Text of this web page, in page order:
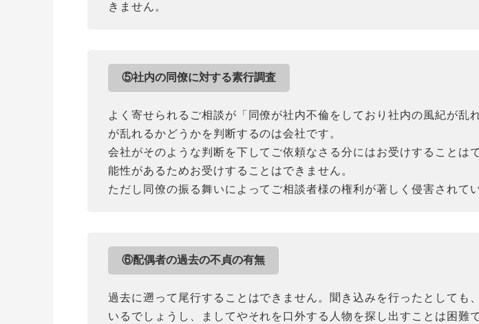
きません。
⑤社内の同僚に対する素行調査
よく寄せられるご相談が「同僚が社内不倫をしており社内の風紀が
が乱れるかどうかを判断するのは会社です。
会社がそのような判断を下してご依頼なさる分にはお受けすること
能性があるためお受けすることはできません。
ただし同僚の振る舞いによってご相談者様の権利が著しく侵害されて
⑥配偶者の過去の不貞の有無
過去に遡って尾行することはできません。聞き込みを行ったとして
いるでしょうし、ましてやそれを口外する人物を探し出すことは困難で